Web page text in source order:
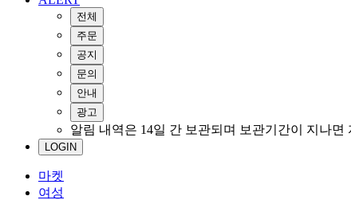
전체
주문
공지
문의
안내
광고
알림 내역은 14일 간 보관되며 보관기간이 지나면
LOGIN
마켓
여성